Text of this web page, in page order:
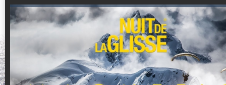
Nuit de la Glisse 2018